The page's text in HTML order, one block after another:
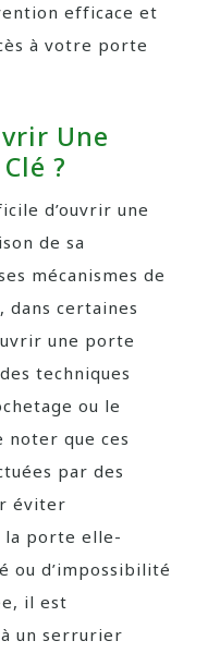
efficace et
à votre porte
Une
?
d’ouvrir une
de sa
mécanismes de
dans certaines
une porte
techniques
ou le
que ces
par des
éviter
la porte elle-
ou d’impossibilité
il est
un serrurier